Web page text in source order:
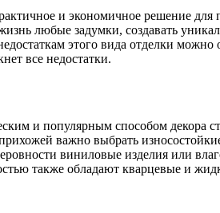
и экономичное решение для
любые задумки, создавать
этого вида отделки можно
все недостатки.
и популярным способом декора
важно выбрать
виниловые изделия или
также обладают кварцевые и